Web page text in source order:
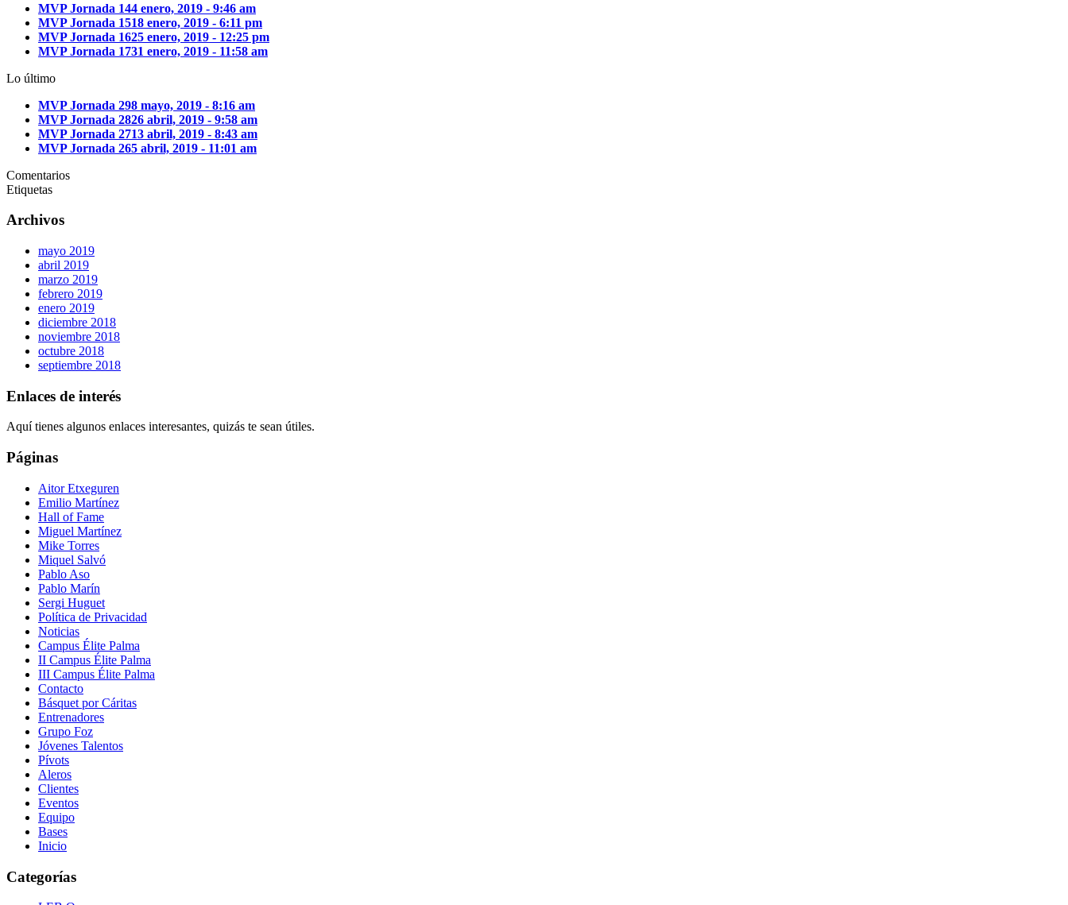
MVP Jornada 144 enero, 2019 - 9:46 am
MVP Jornada 1518 enero, 2019 - 6:11 pm
MVP Jornada 1625 enero, 2019 - 12:25 pm
MVP Jornada 1731 enero, 2019 - 11:58 am
Lo último
MVP Jornada 298 mayo, 2019 - 8:16 am
MVP Jornada 2826 abril, 2019 - 9:58 am
MVP Jornada 2713 abril, 2019 - 8:43 am
MVP Jornada 265 abril, 2019 - 11:01 am
Comentarios
Etiquetas
Archivos
mayo 2019
abril 2019
marzo 2019
febrero 2019
enero 2019
diciembre 2018
noviembre 2018
octubre 2018
septiembre 2018
Enlaces de interés
Aquí tienes algunos enlaces interesantes, quizás te sean útiles.
Páginas
Aitor Etxeguren
Emilio Martínez
Hall of Fame
Miguel Martínez
Mike Torres
Miquel Salvó
Pablo Aso
Pablo Marín
Sergi Huguet
Política de Privacidad
Noticias
Campus Élite Palma
II Campus Élite Palma
III Campus Élite Palma
Contacto
Básquet por Cáritas
Entrenadores
Grupo Foz
Jóvenes Talentos
Pívots
Aleros
Clientes
Eventos
Equipo
Bases
Inicio
Categorías